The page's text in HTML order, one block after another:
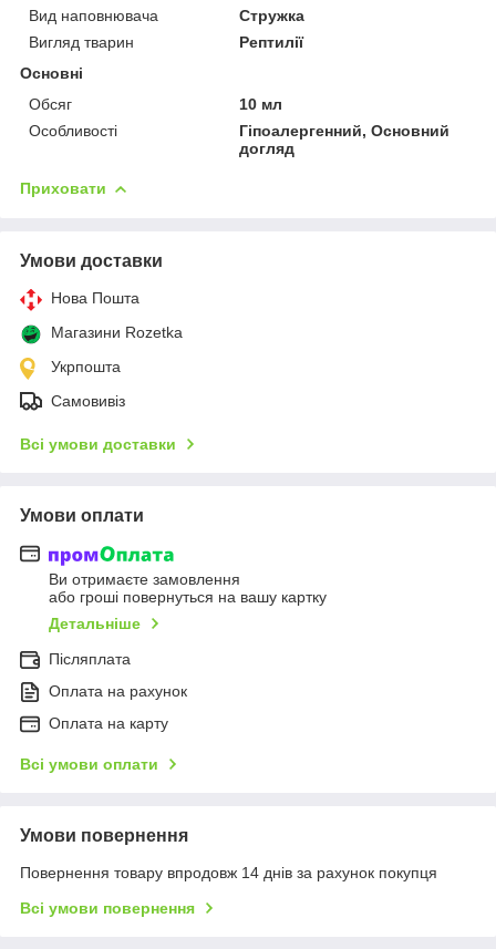
Вид наповнювача
Стружка
Вигляд тварин
Рептилії
Основні
Обсяг
10 мл
Особливості
Гіпоалергенний, Основний
догляд
Приховати
Умови доставки
Нова Пошта
Магазини Rozetka
Укрпошта
Самовивіз
Всі умови доставки
Умови оплати
Ви отримаєте замовлення
або гроші повернуться на вашу картку
Детальніше
Післяплата
Оплата на рахунок
Оплата на карту
Всі умови оплати
Умови повернення
Повернення товару впродовж 14 днів за рахунок покупця
Всі умови повернення